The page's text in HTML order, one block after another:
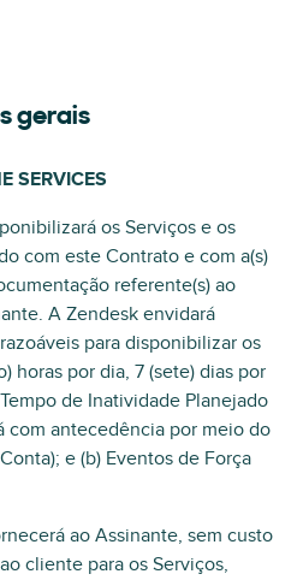
gerais
SERVICES
os Serviços e os
com este Contrato e com a(s)
referente(s) ao
A Zendesk envidará
para disponibilizar os
horas por dia, 7 (sete) dias por
de Inatividade Planejado
com antecedência por meio do
e (b) Eventos de Força
ao Assinante, sem custo
cliente para os Serviços,